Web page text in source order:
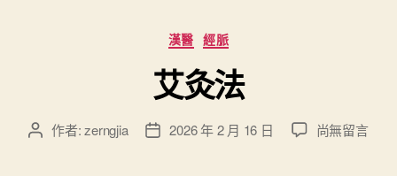
分
類
漢醫 經脈
艾灸法
文 作者:zerngjia
文 2026 年 2 月 16 日
在
尚無留言